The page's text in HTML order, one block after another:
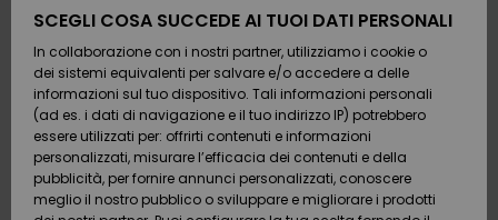
Calzature
e
infradito
Surf /
Acqua
Calzature
e
infradito
Surf /
Acqua
Da
Scoprire
Snow
SURF
Highlights
Comunità
SNOW
Shop
Snow
Shop
Donna
OUTLET
Outlet
Donna
Pagamento
Buono regalo
Quiksilver
Freedom
SCEGLI COSA SUCCEDE AI TUOI DATI PERSONALI
In collaborazione con i nostri partner, utilizziamo i cookie o
dei sistemi equivalenti per salvare e/o accedere a delle
informazioni sul tuo dispositivo. Tali informazioni personali
(ad es. i dati di navigazione e il tuo indirizzo IP) potrebbero
essere utilizzati per: offrirti contenuti e informazioni
personalizzati, misurare l’efficacia dei contenuti e della
pubblicità, per fornire annunci personalizzati, conoscere
meglio il nostro pubblico o sviluppare e migliorare i prodotti